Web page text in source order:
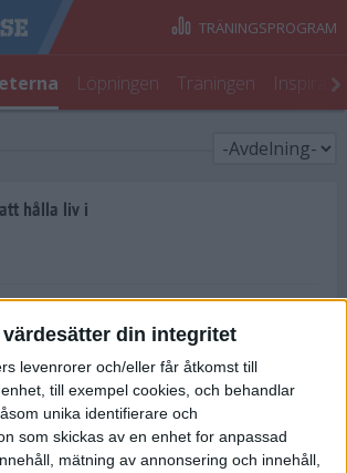
värdesätter din integritet
levenrorer och/eller får åtkomst till
till exempel cookies, och behandlar
unika identifierare och
som skickas av en enhet for anpassad
mätning av annonsering och innehåll,
Löpningen Träningen
TRÄNINGSPROGRAM
hålla liv i
semester i